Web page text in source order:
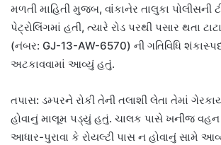
મળતી માહિતી મુજબ, વાંકાનેર તાલુકા પોલીસની
પેટ્રોલિંગમાં હતી, ત્યારે રોડ પરથી પસાર થતા
(નંબર: GJ-13-AW-6570) ની ગતિવિધિ
અટકાવવામાં આવ્યું હતું.
તપાસ: ડમ્પરને રોકી તેની તલાશી લેતા તેમાં
હોવાનું માલૂમ પડ્યું હતું. ચાલક પાસે ખનીજ
આધાર-પુરાવા કે રોયલ્ટી પાસ ન હોવાનું સામે